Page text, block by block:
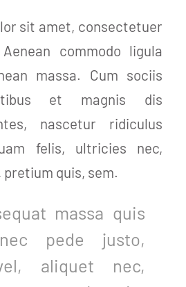
sit amet, consectetuer
commodo ligula
massa. Cum sociis
et magnis dis
nascetur ridiculus
felis, ultricies nec,
quis, sem.
massa quis
pede justo,
aliquet nec,